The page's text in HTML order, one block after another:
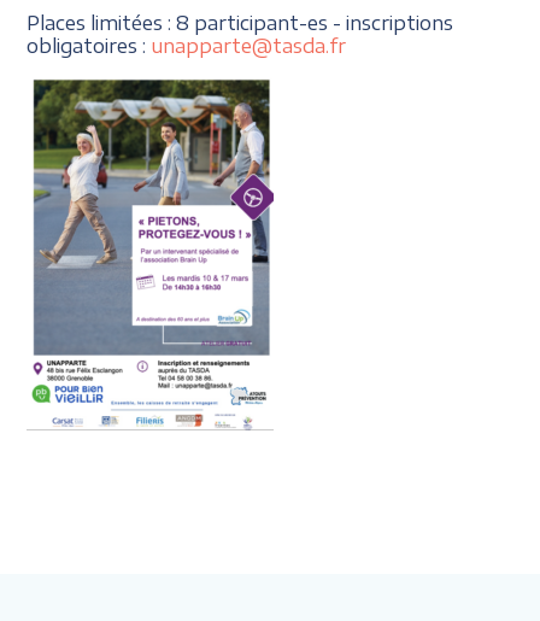
Places limitées : 8 participant-es - inscriptions
obligatoires : unapparte@tasda.fr